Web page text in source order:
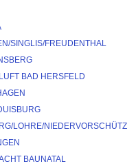
SINGLIS/FREUDENTHAL
BAD HERSFELD
LOHRE/NIEDERVORSCHÜTZ
BAUNATAL